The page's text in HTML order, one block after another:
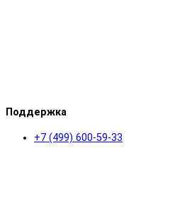
Поддержка
+7 (499) 600-59-33